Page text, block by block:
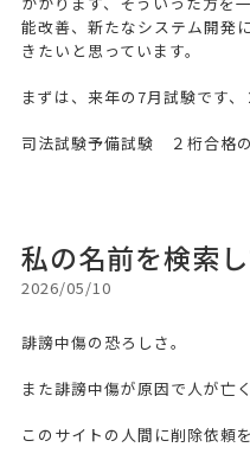
能改善、新たなシステム開発
きたいと思っています。
まずは、来年の7月試験です、
司法試験予備試験 ２桁合格
私の名前を検索
2026/05/10
誹謗中傷の恐ろしさ。
また誹謗中傷が原因で人が亡
このサイトの人間に削除依頼